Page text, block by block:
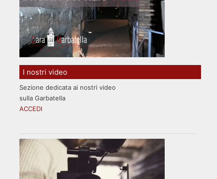
I nostri video
Sezione dedicata ai nostri video
sulla Garbatella
ACCEDI